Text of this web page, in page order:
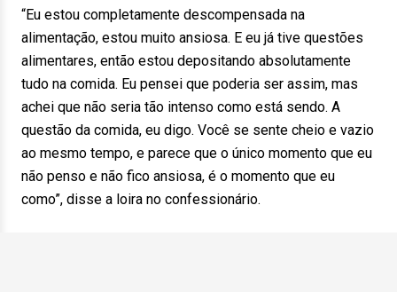
“Eu estou completamente descompensada na
alimentação, estou muito ansiosa. E eu já tive questões
alimentares, então estou depositando absolutamente
tudo na comida. Eu pensei que poderia ser assim, mas
achei que não seria tão intenso como está sendo. A
questão da comida, eu digo. Você se sente cheio e vazio
ao mesmo tempo, e parece que o único momento que eu
não penso e não fico ansiosa, é o momento que eu
como”, disse a loira no confessionário.